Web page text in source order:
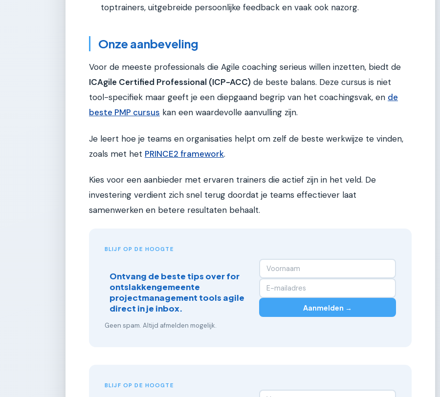
toptrainers, uitgebreide persoonlijke feedback en vaak ook nazorg.
Onze aanbeveling
Voor de meeste professionals die Agile coaching serieus willen inzetten, biedt de
ICAgile Certified Professional (ICP-ACC) de beste balans. Deze cursus is niet
tool-specifiek maar geeft je een diepgaand begrip van het coachingsvak, en de
beste PMP cursus kan een waardevolle aanvulling zijn.
Je leert hoe je teams en organisaties helpt om zelf de beste werkwijze te vinden,
zoals met het PRINCE2 framework.
Kies voor een aanbieder met ervaren trainers die actief zijn in het veld. De
investering verdient zich snel terug doordat je teams effectiever laat
samenwerken en betere resultaten behaalt.
BLIJF OP DE HOOGTE
Ontvang de beste tips over for
ontslakkengemeente
projectmanagement tools agile
direct in je inbox.
Geen spam. Altijd afmelden mogelijk.
Aanmelden →
BLIJF OP DE HOOGTE